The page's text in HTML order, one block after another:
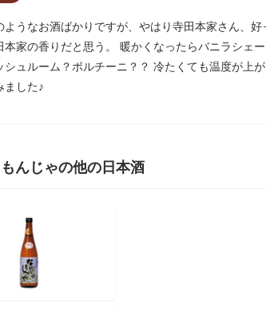
ようなお酒ばかりですが、やはり寺田本家さん、
本家の香りだと思う。 暖かくなったらバニラシェ
シュルーム？ポルチーニ？？ 冷たくても温度が上
ました♪
んじゃの他の日本酒